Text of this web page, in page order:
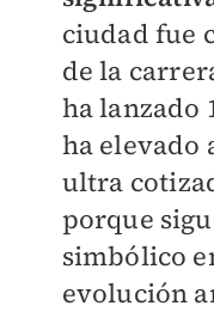
ciudad fue
de la
ha lanzado
ha elevado
ultra
porque
simbólico
evolución